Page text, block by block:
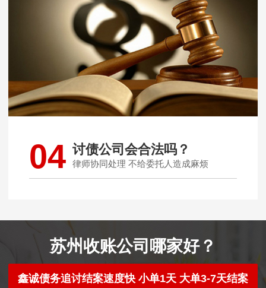
04 讨债公司会合法吗？
律师协同处理 不给委托人造成麻烦
苏州收账公司哪家好？
鑫诚债务追讨结案速度快 小单1天 大单3-7天结案